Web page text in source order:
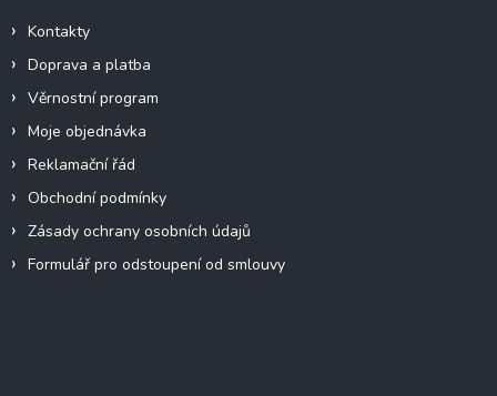
Kontakty
Doprava a platba
Věrnostní program
Moje objednávka
Reklamační řád
Obchodní podmínky
Zásady ochrany osobních údajů
Formulář pro odstoupení od smlouvy